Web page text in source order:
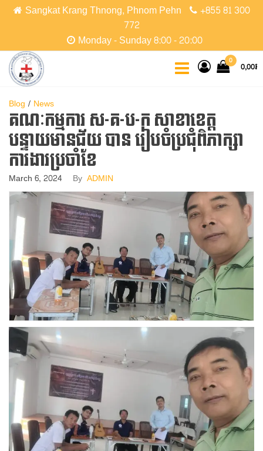
Skip
content
Sangkat Krang Thnong, Phnom Pehn
+855 81 300
772
Monday - Sunday 8:00 - 20:00
0 0,00៛
CCPC
Blog News
គណៈកម្មការ ស-គ-ប-ក សាខាខេត្ត
បន្ទាយមានជ័យ បាន រៀបចំប្រជុំពិភាក្សា
ការងារប្រចាំខែ
March 6, 2024 By ADMIN